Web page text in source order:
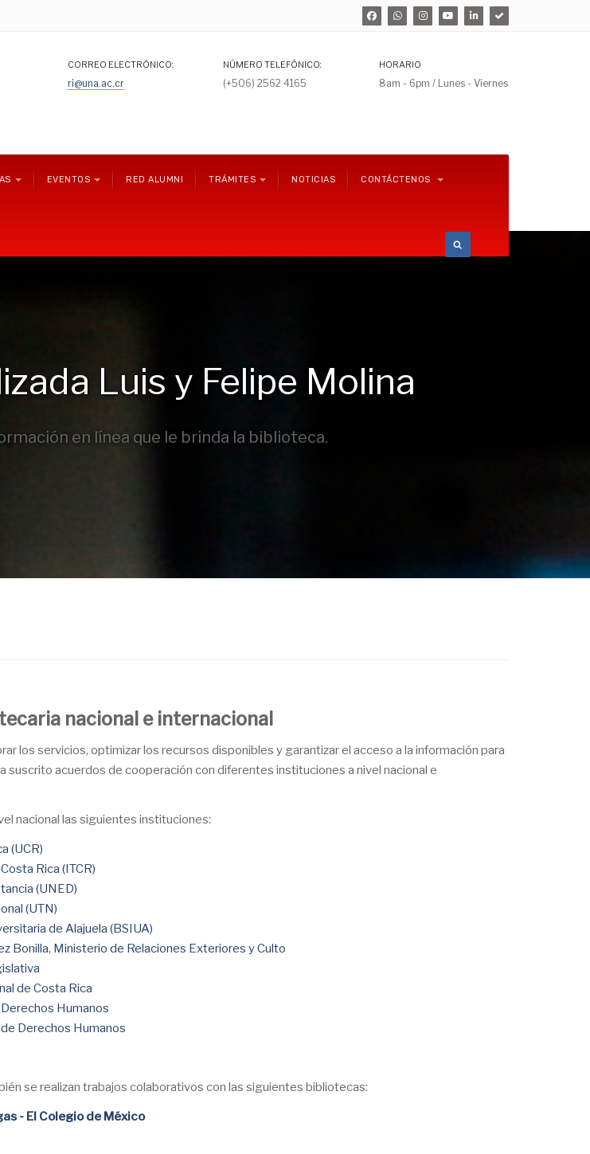
CORREO ELECTRÓNICO:
ri@una.ac.cr
NÚMERO TELEFÓNICO:
(+506) 2562 4165
HORARIO
8am - 6pm / Lunes - Viernes
EVENTOS RED ALUMNI TRÁMITES NOTICIAS CONTÁCTENOS
Luis y Felipe Molina
en línea que le brinda la biblioteca.
nacional e internacional
los servicios, optimizar los recursos disponibles y garantizar el acceso a la información para
suscrito acuerdos de cooperación con diferentes instituciones a nivel nacional e
nacional las siguientes instituciones:
(UCR)
Rica (ITCR)
(UNED)
(UTN)
de Alajuela (BSIUA)
Bonilla, Ministerio de Relaciones Exteriores y Culto
de Costa Rica
Humanos
Derechos Humanos
se realizan trabajos colaborativos con las siguientes bibliotecas:
- El Colegio de México